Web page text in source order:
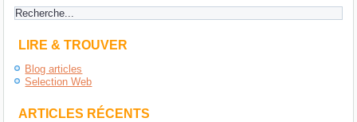
LIRE & TROUVER
Blog articles
Selection Web
ARTICLES RÉCENTS